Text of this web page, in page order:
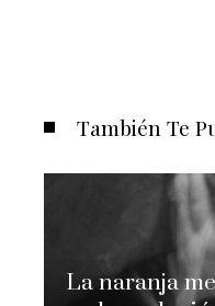
También Te
La naranja